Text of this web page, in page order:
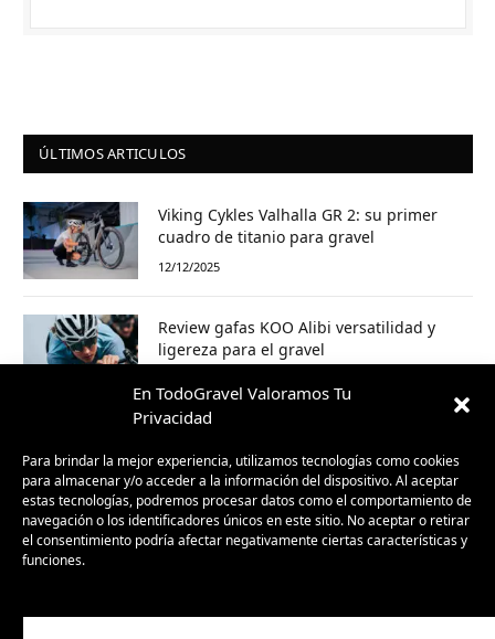
En TodoGravel Valoramos Tu
Privacidad
Para brindar la mejor experiencia, utilizamos tecnologías como cookies
para almacenar y/o acceder a la información del dispositivo. Al aceptar
estas tecnologías, podremos procesar datos como el comportamiento de
navegación o los identificadores únicos en este sitio. No aceptar o retirar
el consentimiento podría afectar negativamente ciertas características y
funciones.
ÚLTIMOS ARTICULOS
Viking Cykles Valhalla GR 2: su primer
cuadro de titanio para gravel
12/12/2025
Review gafas KOO Alibi versatilidad y
ligereza para el gravel
ya no es promesa, es presente
30/09/2025
BH GravelX: la gravel diseñada para